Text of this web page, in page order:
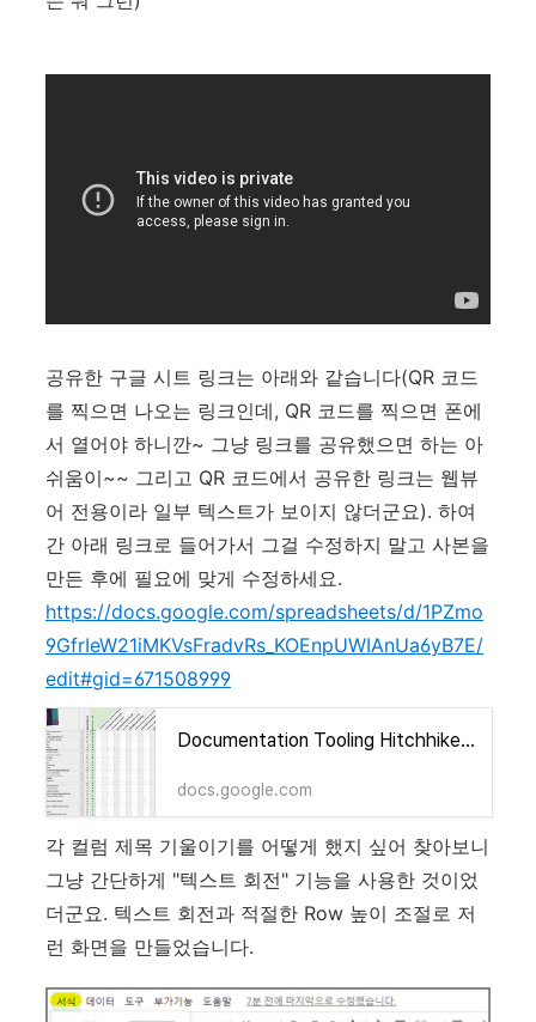
공유한 구글 시트 링크는 아래와 같습니다(QR 코드
를 찍으면 나오는 링크인데, QR 코드를 찍으면 폰에
서 열어야 하니깐~ 그냥 링크를 공유했으면 하는 아
쉬움이~~ 그리고 QR 코드에서 공유한 링크는 웹뷰
어 전용이라 일부 텍스트가 보이지 않더군요). 하여
간 아래 링크로 들어가서 그걸 수정하지 말고 사본을
만든 후에 필요에 맞게 수정하세요.
https://docs.google.com/spreadsheets/d/1PZmo
9GfrIeW21iMKVsFradvRs_KOEnpUWIAnUa6yB7E/
edit#gid=671508999
Documentation Tooling Hitchhiker (CC BY-SA 4.0)
docs.google.com
각 컬럼 제목 기울이기를 어떻게 했지 싶어 찾아보니
그냥 간단하게 "텍스트 회전" 기능을 사용한 것이었
더군요. 텍스트 회전과 적절한 Row 높이 조절로 저
런 화면을 만들었습니다.